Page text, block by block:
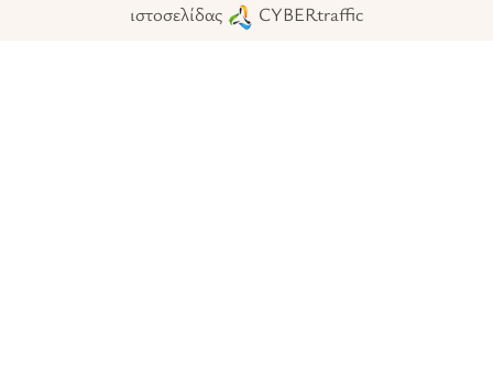
ιστοσελίδας
CYBERtraffic